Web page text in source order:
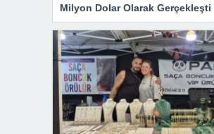
Milyon Dolar Olarak Gerçekleşti